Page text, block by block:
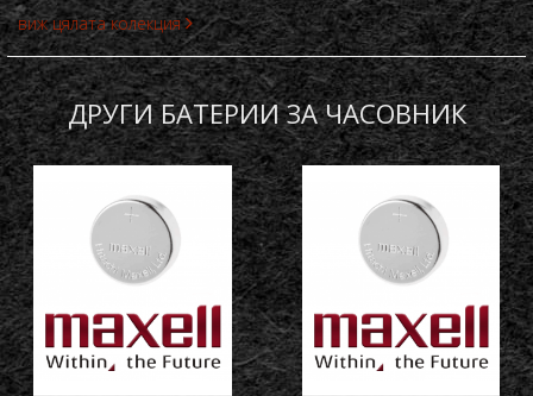
виж цялата колекция
ДРУГИ БАТЕРИИ ЗА ЧАСОВНИК